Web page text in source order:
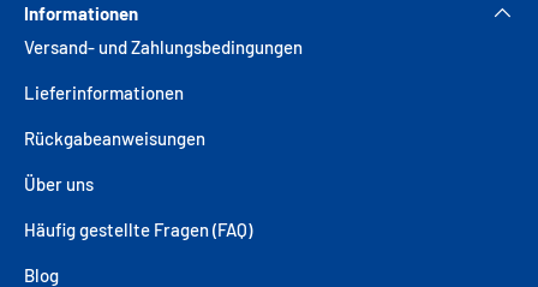
Informationen
Versand- und Zahlungsbedingungen
Lieferinformationen
Rückgabeanweisungen
Über uns
Häufig gestellte Fragen (FAQ)
Blog